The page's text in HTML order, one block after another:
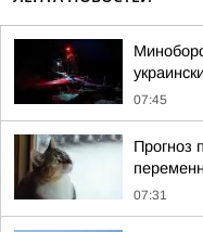
07:45
Прогноз
07:31